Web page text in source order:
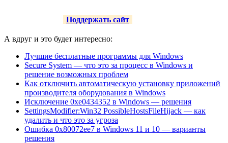
Поддержать сайт
А вдруг и это будет интересно:
Лучшие бесплатные программы для Windows
Secure System — что это за процесс в Windows и
решение возможных проблем
Как отключить автоматическую установку приложений
производителя оборудования в Windows
Исключение 0xe0434352 в Windows — решения
SettingsModifier:Win32 PossibleHostsFileHijack — как
удалить и что это за угроза
Ошибка 0x80072ee7 в Windows 11 и 10 — варианты
решения